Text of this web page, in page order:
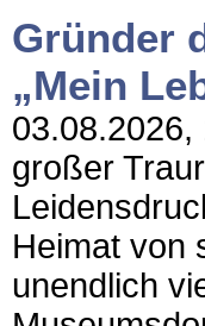
Gründer
„Mein
03.08.2026,
großer
Heimat von
unendlich